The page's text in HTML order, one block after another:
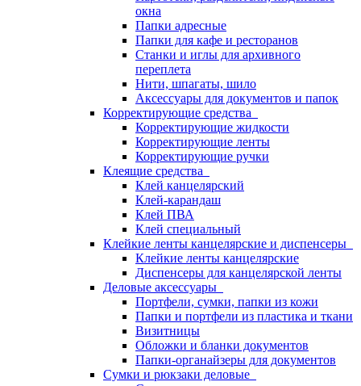
окна
Папки адресные
Папки для кафе и ресторанов
Станки и иглы для архивного
переплета
Нити, шпагаты, шило
Аксессуары для документов и папок
Корректирующие средства
Корректирующие жидкости
Корректирующие ленты
Корректирующие ручки
Клеящие средства
Клей канцелярский
Клей-карандаш
Клей ПВА
Клей специальный
Клейкие ленты канцелярские и диспенсеры
Клейкие ленты канцелярские
Диспенсеры для канцелярской ленты
Деловые аксессуары
Портфели, сумки, папки из кожи
Папки и портфели из пластика и ткани
Визитницы
Обложки и бланки документов
Папки-органайзеры для документов
Сумки и рюкзаки деловые